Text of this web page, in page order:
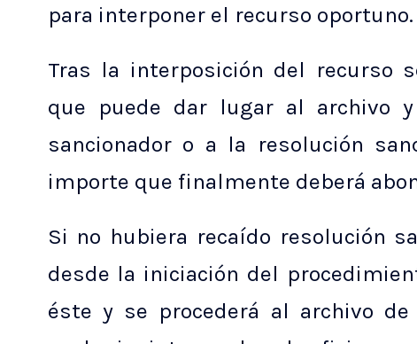
para interponer el recurso oportuno.
Tras la interposición del recurso
que puede dar lugar al archivo
sancionador o a la resolución
importe que finalmente deberá
Si no hubiera recaído resolución
desde la iniciación del
éste y se procederá al archivo